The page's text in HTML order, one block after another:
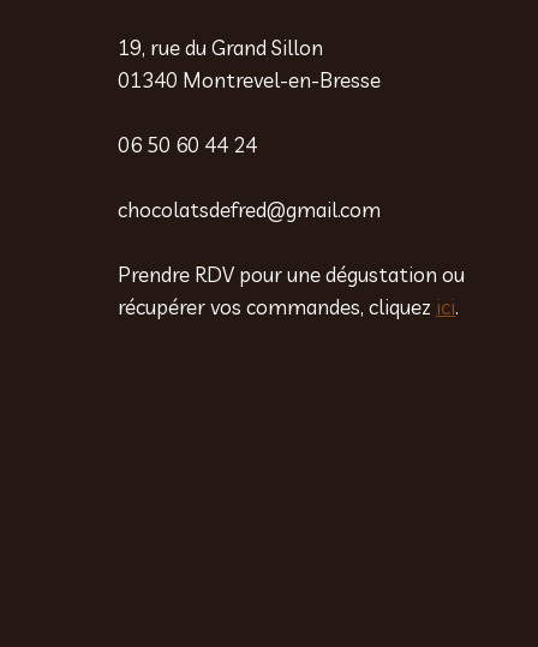
19, rue du Grand Sillon
01340 Montrevel-en-Bresse
06 50 60 44 24
chocolatsdefred@gmail.com
Prendre RDV pour une dégustation ou
récupérer vos commandes, cliquez ici.